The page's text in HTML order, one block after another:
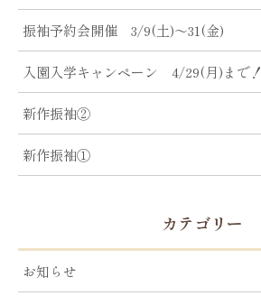
振袖予約会開催 3/9(土)～31(金)
入園入学キャンペーン 4/29(月)まで！
新作振袖②
新作振袖①
カテゴリー
お知らせ